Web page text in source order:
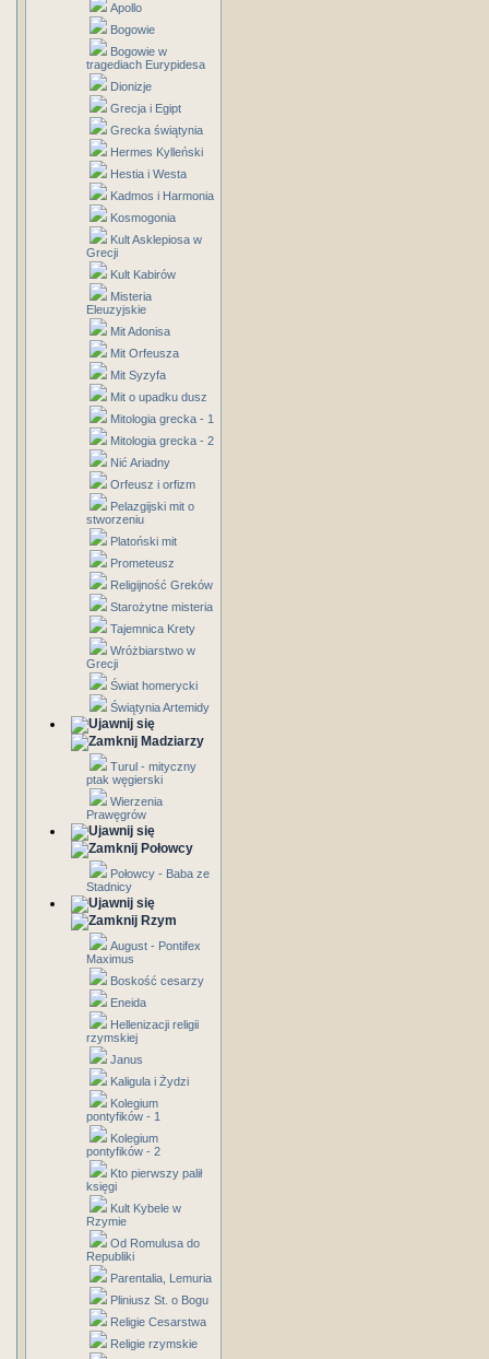
Apollo
Bogowie
Bogowie w
tragediach Eurypidesa
Dionizje
Grecja i Egipt
Grecka świątynia
Hermes Kylleński
Hestia i Westa
Kadmos i Harmonia
Kosmogonia
Kult Asklepiosa w
Grecji
Kult Kabirów
Misteria
Eleuzyjskie
Mit Adonisa
Mit Orfeusza
Mit Syzyfa
Mit o upadku dusz
Mitologia grecka - 1
Mitologia grecka - 2
Nić Ariadny
Orfeusz i orfizm
Pelazgijski mit o
stworzeniu
Platoński mit
Prometeusz
Religijność Greków
Starożytne misteria
Tajemnica Krety
Wróżbiarstwo w
Grecji
Świat homerycki
Świątynia Artemidy
Madziarzy
Turul - mityczny
ptak węgierski
Wierzenia
Prawęgrów
Połowcy
Połowcy - Baba ze
Stadnicy
Rzym
August - Pontifex
Maximus
Boskość cesarzy
Eneida
Hellenizacji religii
rzymskiej
Janus
Kaligula i Żydzi
Kolegium
pontyfików - 1
Kolegium
pontyfików - 2
Kto pierwszy palił
księgi
Kult Kybele w
Rzymie
Od Romulusa do
Republiki
Parentalia, Lemuria
Pliniusz St. o Bogu
Religie Cesarstwa
Religie rzymskie